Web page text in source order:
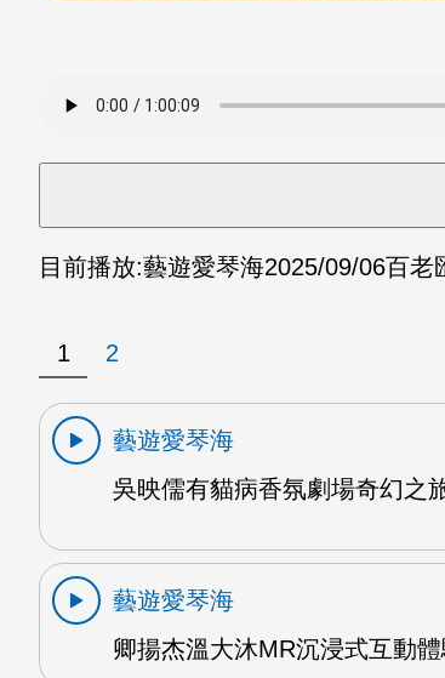
目前播放:藝遊愛琴海2025/09/06百老
1 2
藝遊愛琴海
吳映儒有貓病香氛劇場奇幻之
藝遊愛琴海
卿揚杰溫大沐MR沉浸式互動